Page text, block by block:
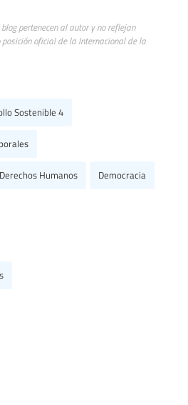
pertenecen al autor y no reflejan
oficial de la Internacional de la
Sostenible 4
Humanos Democracia